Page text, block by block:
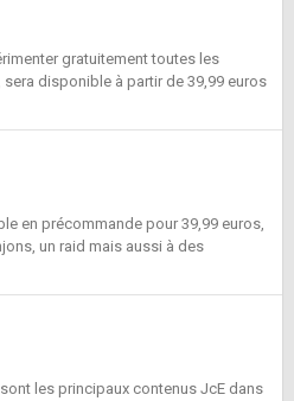
gratuitement toutes les
disponible à partir de 39,99 euros
en précommande pour 39,99 euros,
un raid mais aussi à des
les principaux contenus JcE dans